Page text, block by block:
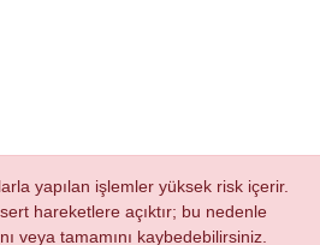
yapılan işlemler yüksek risk içerir.
hareketlere açıktır; bu nedenle
veya tamamını kaybedebilirsiniz.